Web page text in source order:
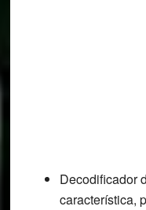
Decodificador
característica,